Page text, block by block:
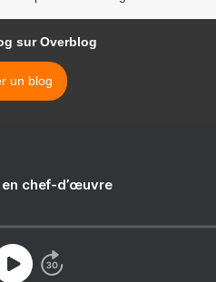
sur Overblog
un blog
chef-d’œuvre